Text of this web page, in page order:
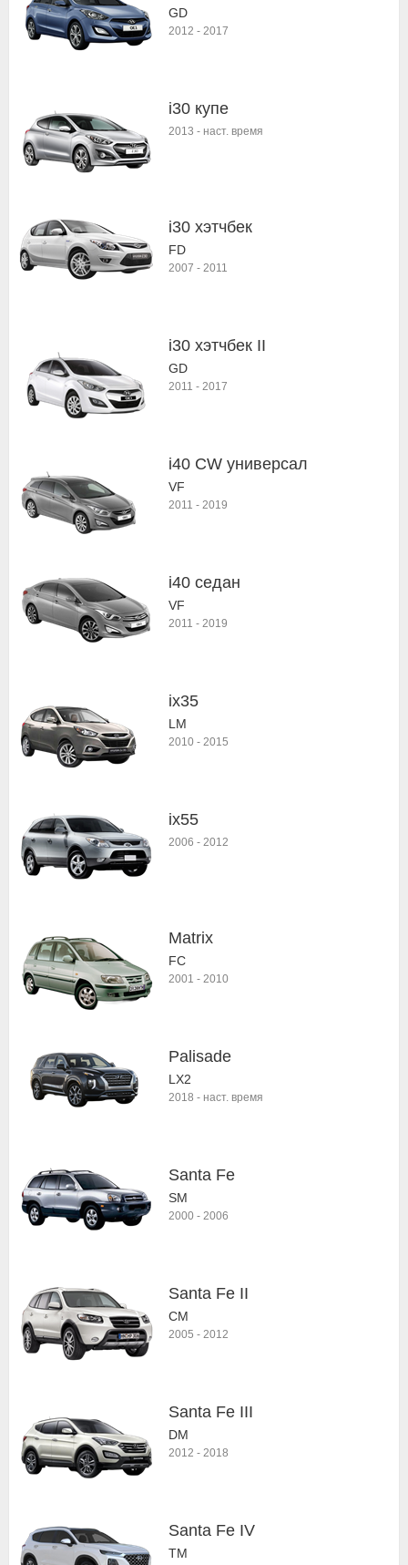
GD
2012 - 2017
i30 купе
2013 - наст. время
i30 хэтчбек
FD
2007 - 2011
i30 хэтчбек II
GD
2011 - 2017
i40 CW универсал
VF
2011 - 2019
i40 седан
VF
2011 - 2019
ix35
LM
2010 - 2015
ix55
2006 - 2012
Matrix
FC
2001 - 2010
Palisade
LX2
2018 - наст. время
Santa Fe
SM
2000 - 2006
Santa Fe II
CM
2005 - 2012
Santa Fe III
DM
2012 - 2018
Santa Fe IV
TM